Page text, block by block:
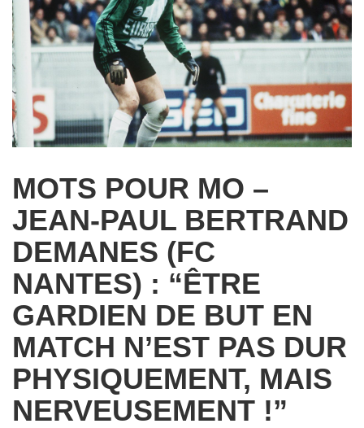
MOTS POUR MO –
JEAN-PAUL BERTRAND
DEMANES (FC
NANTES) : “ÊTRE
GARDIEN DE BUT EN
MATCH N’EST PAS DUR
PHYSIQUEMENT, MAIS
NERVEUSEMENT !”